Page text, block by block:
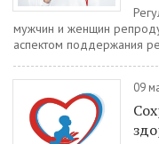
мужчин и женщин
аспектом поддержания
09